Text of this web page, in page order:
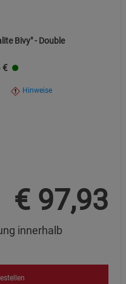
Bivy" - Double
€
Hinweise
€ 97,93
innerhalb